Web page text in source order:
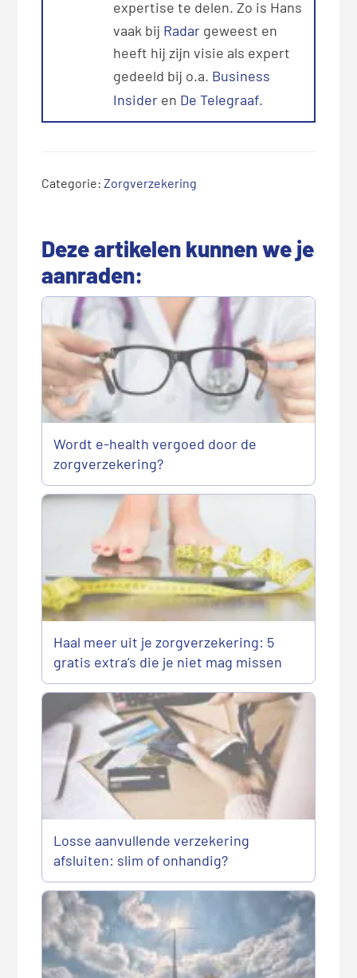
expertise te delen. Zo is Hans
vaak bij Radar geweest en
heeft hij zijn visie als expert
gedeeld bij o.a. Business
Insider en De Telegraaf.
Categorie:Zorgverzekering
Deze artikelen kunnen we je
aanraden:
Wordt e-health vergoed door de
zorgverzekering?
Haal meer uit je zorgverzekering: 5
gratis extra’s die je niet mag missen
Losse aanvullende verzekering
afsluiten: slim of onhandig?